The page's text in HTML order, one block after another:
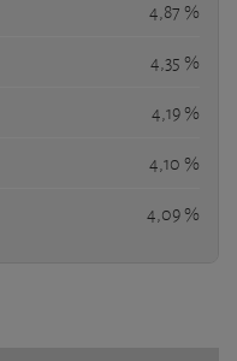
4,87 %
4,35 %
4,19 %
4,10 %
4,09 %